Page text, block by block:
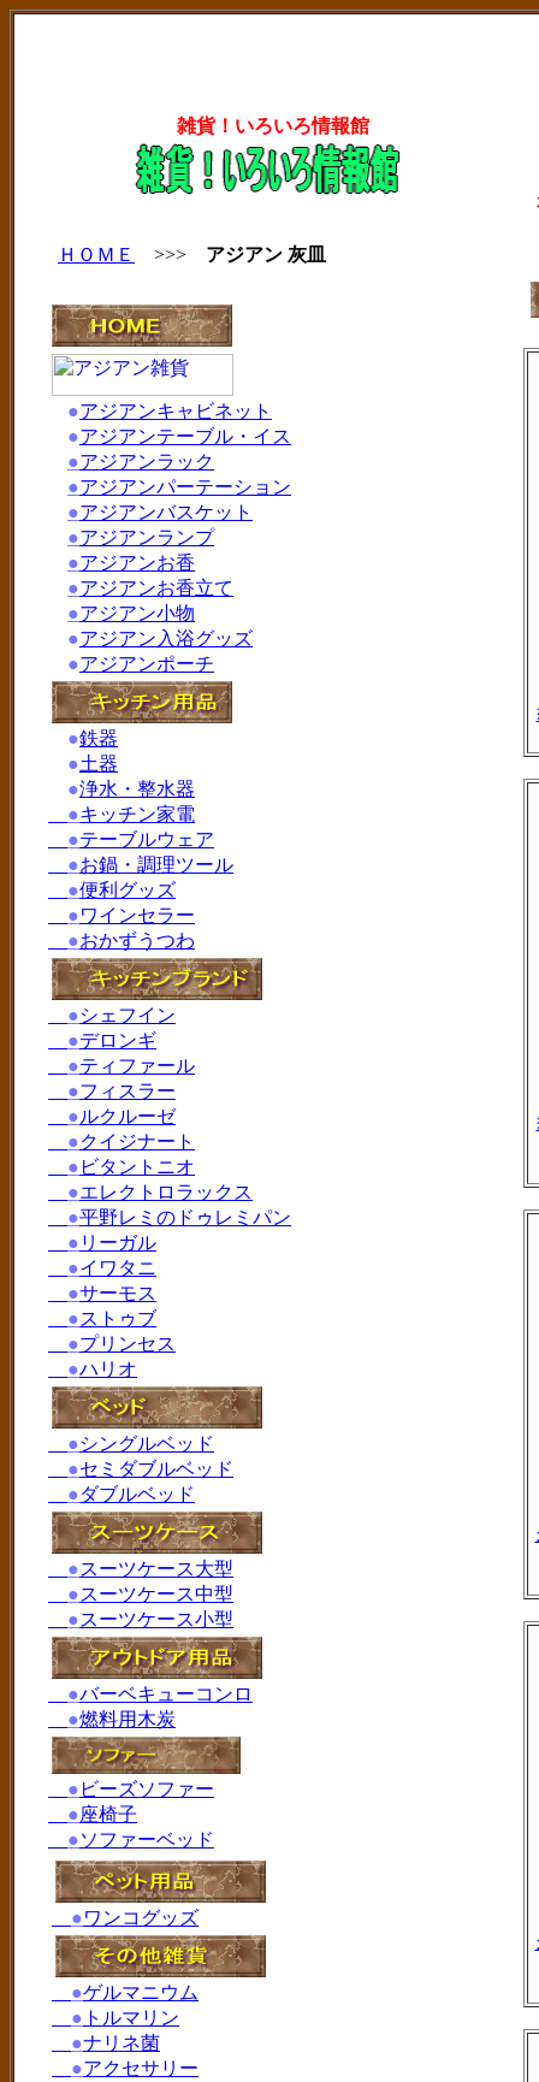
雑貨！いろいろ情報館
ＨＯＭＥ >>> アジアン 灰皿
●アジアンキャビネット
●アジアンテーブル・イス
●アジアンラック
●アジアンパーテーション
●アジアンバスケット
●アジアンランプ
●アジアンお香
●アジアンお香立て
●アジアン小物
●アジアン入浴グッズ
●アジアンポーチ
●鉄器
●土器
●浄水・整水器
●キッチン家電
●テーブルウェア
●お鍋・調理ツール
●便利グッズ
●ワインセラー
●おかずうつわ
●シェフイン
●デロンギ
●ティファール
●フィスラー
●ルクルーゼ
●クイジナート
● ビタントニオ
●エレクトロラックス
●平野レミのドゥレミパン
● リーガル
●イワタニ
●サーモス
●ストゥブ
●プリンセス
●ハリオ
●シングルベッド
●セミダブルベッド
●ダブルベッド
●スーツケース大型
●スーツケース中型
●スーツケース小型
●バーベキューコンロ
●燃料用木炭
● ビーズソファー
●座椅子
●ソファーベッド
●ワンコグッズ
●ゲルマニウム
● トルマリン
●ナリネ菌
●アクセサリー